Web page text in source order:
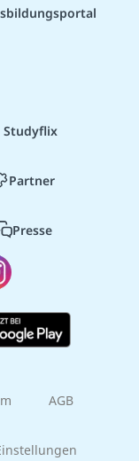
Studyflix
Partner
Presse
AGB